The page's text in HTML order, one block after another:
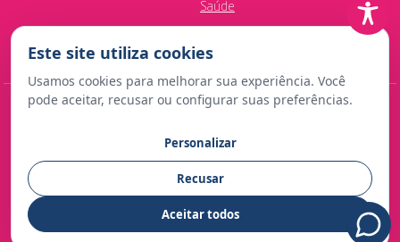
Saúde
Contato para imprensa:
comunicacao@fundacaolibertas.com.br
Este site utiliza cookies
Usamos cookies para melhorar sua experiência. Você
pode aceitar, recusar ou configurar suas preferências.
Personalizar
Recusar
Aceitar todos